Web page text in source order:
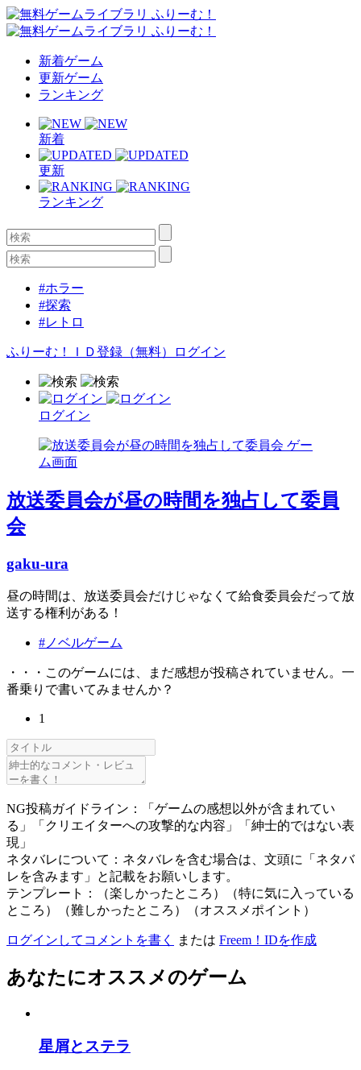
新着ゲーム
更新ゲーム
ランキング
新着
更新
ランキング
#ホラー
#探索
#レトロ
ふりーむ！ＩＤ登録（無料） ログイン
ログイン
放送委員会が昼の時間を独占して委員
会
gaku-ura
昼の時間は、放送委員会だけじゃなくて給食委員会だって放
送する権利がある！
#ノベルゲーム
・・・このゲームには、まだ感想が投稿されていません。一
番乗りで書いてみませんか？
1
NG投稿ガイドライン：「ゲームの感想以外が含まれてい
る」「クリエイターへの攻撃的な内容」「紳士的ではない表
現」
ネタバレについて：ネタバレを含む場合は、文頭に「ネタバ
レを含みます」と記載をお願いします。
テンプレート：（楽しかったところ）（特に気に入っている
ところ）（難しかったところ）（オススメポイント）
ログインしてコメントを書く または Freem！IDを作成
あなたにオススメのゲーム
星屑とステラ